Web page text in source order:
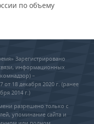
по объему
Зарегистрировано
информационных
–
18 декабря 2020 г. (ранее
2014 г.)
разрешено только с
упоминание сайта и